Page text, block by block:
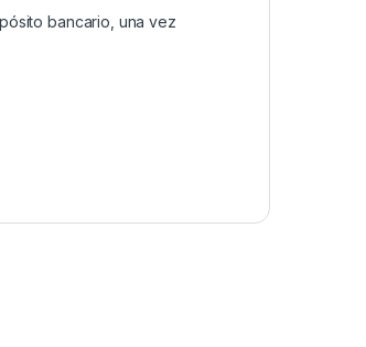
bancario, una vez